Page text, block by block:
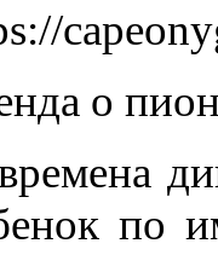
о
по